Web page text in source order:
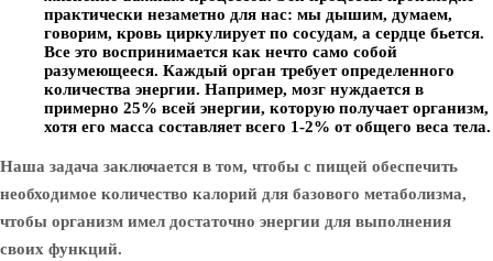
практически незаметно для нас: мы дышим, думаем,
говорим, кровь циркулирует по сосудам, а сердце бьется.
Все это воспринимается как нечто само собой
разумеющееся. Каждый орган требует определенного
количества энергии. Например, мозг нуждается в
примерно 25% всей энергии, которую получает организм,
хотя его масса составляет всего 1-2% от общего веса тела.
Наша задача заключается в том, чтобы с пищей обеспечить
необходимое количество калорий для базового метаболизма,
чтобы организм имел достаточно энергии для выполнения
своих функций.